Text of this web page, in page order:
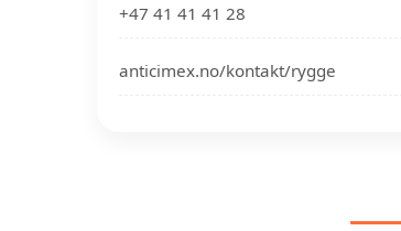
+47 41 41 41 28
anticimex.no/kontakt/rygge